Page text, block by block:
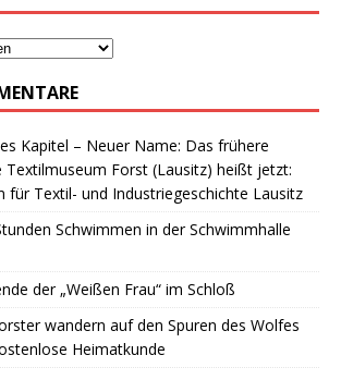
Kapitel – Neuer Name: Das frühere
Textilmuseum Forst (Lausitz) heißt jetzt:
für Textil- und Industriegeschichte Lausitz
Schwimmen in der Schwimmhalle
der „Weißen Frau“ im Schloß
wandern auf den Spuren des Wolfes
Heimatkunde